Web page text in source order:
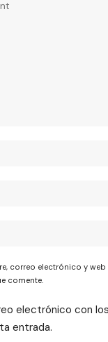
correo electrónico y web
comente.
electrónico con
entrada.